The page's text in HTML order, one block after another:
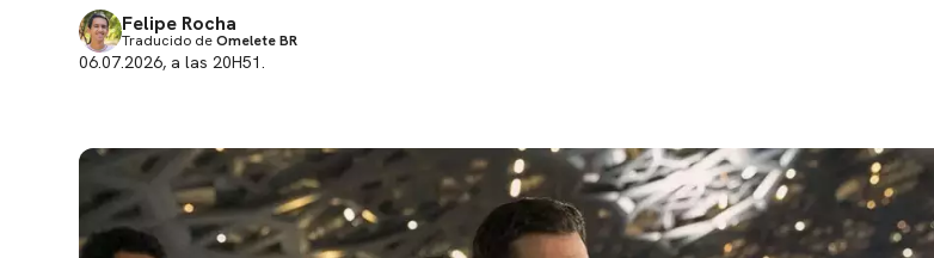
Felipe Rocha
Traducido deOmelete BR
06.07.2026, a las 20H51.